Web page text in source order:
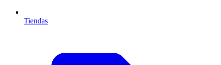
Tiendas